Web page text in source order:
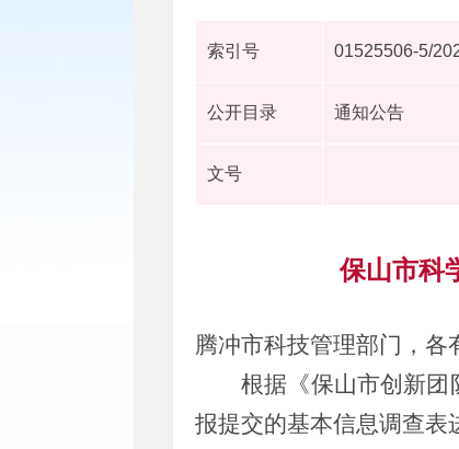
索引号 01525506-5/
公开目录 通知公告
文号
保山市科
腾冲市科技管理部门 ，各
根据《保山市创新团
报提交的基本信息调查表